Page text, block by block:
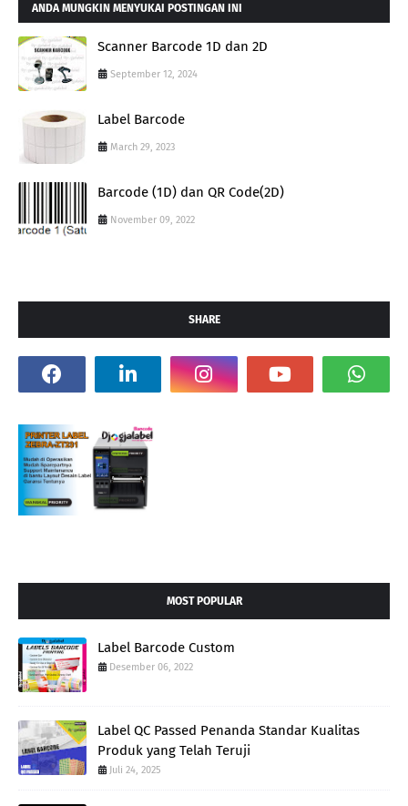
ANDA MUNGKIN MENYUKAI POSTINGAN INI
Scanner Barcode 1D dan 2D
September 12, 2024
Label Barcode
March 29, 2023
Barcode (1D) dan QR Code(2D)
November 09, 2022
SHARE
MOST POPULAR
Label Barcode Custom
Desember 06, 2022
Label QC Passed Penanda Standar Kualitas
Produk yang Telah Teruji
Juli 24, 2025